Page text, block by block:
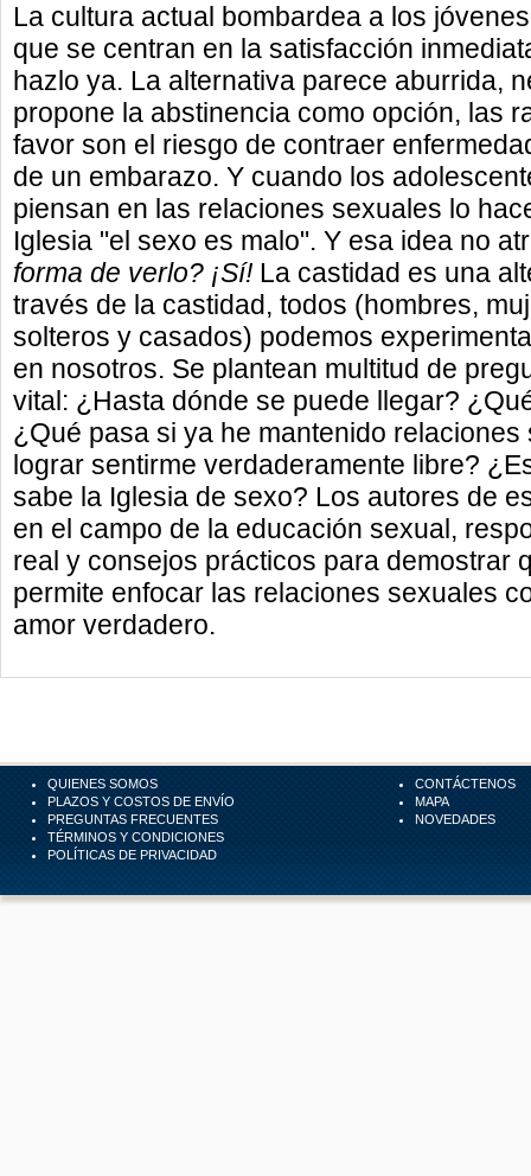
La cultura actual bombardea a los
que se centran en la satisfacción
hazlo ya. La alternativa parece aburrida,
propone la abstinencia como opción, las
favor son el riesgo de contraer
de un embarazo. Y cuando los
piensan en las relaciones sexuales lo
Iglesia "el sexo es malo". Y esa idea no
forma de verlo? ¡Sí! La castidad es una
través de la castidad, todos (hombres,
solteros y casados) podemos
en nosotros. Se plantean multitud de
vital: ¿Hasta dónde se puede llegar?
¿Qué pasa si ya he mantenido
lograr sentirme verdaderamente libre?
sabe la Iglesia de sexo? Los autores de
en el campo de la educación sexual,
real y consejos prácticos para demostrar
permite enfocar las relaciones sexuales
amor verdadero.
QUIENES SOMOS
PLAZOS Y COSTOS DE ENVÍO
PREGUNTAS FRECUENTES
TÉRMINOS Y CONDICIONES
POLÍTICAS DE PRIVACIDAD
CONTÁCTENOS
MAPA
NOVEDADES